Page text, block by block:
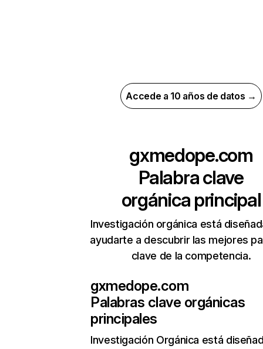
Accede a 10 años de datos →
gxmedope.com
Palabra clave
orgánica principal
Investigación orgánica está
ayudarte a descubrir las mejores
clave de la competencia.
gxmedope.com
Palabras clave orgánicas
principales
Investigación Orgánica está